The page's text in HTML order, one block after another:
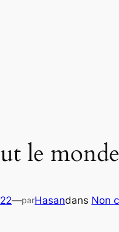
le
—parHasandans Non